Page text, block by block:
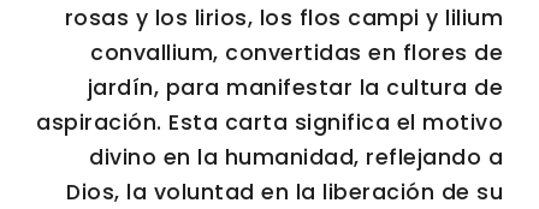
rosas y los lirios, los flos campi y lilium
convallium, convertidas en flores de
jardín, para manifestar la cultura de
aspiración. Esta carta significa el motivo
divino en la humanidad, reflejando a
Dios, la voluntad en la liberación de su